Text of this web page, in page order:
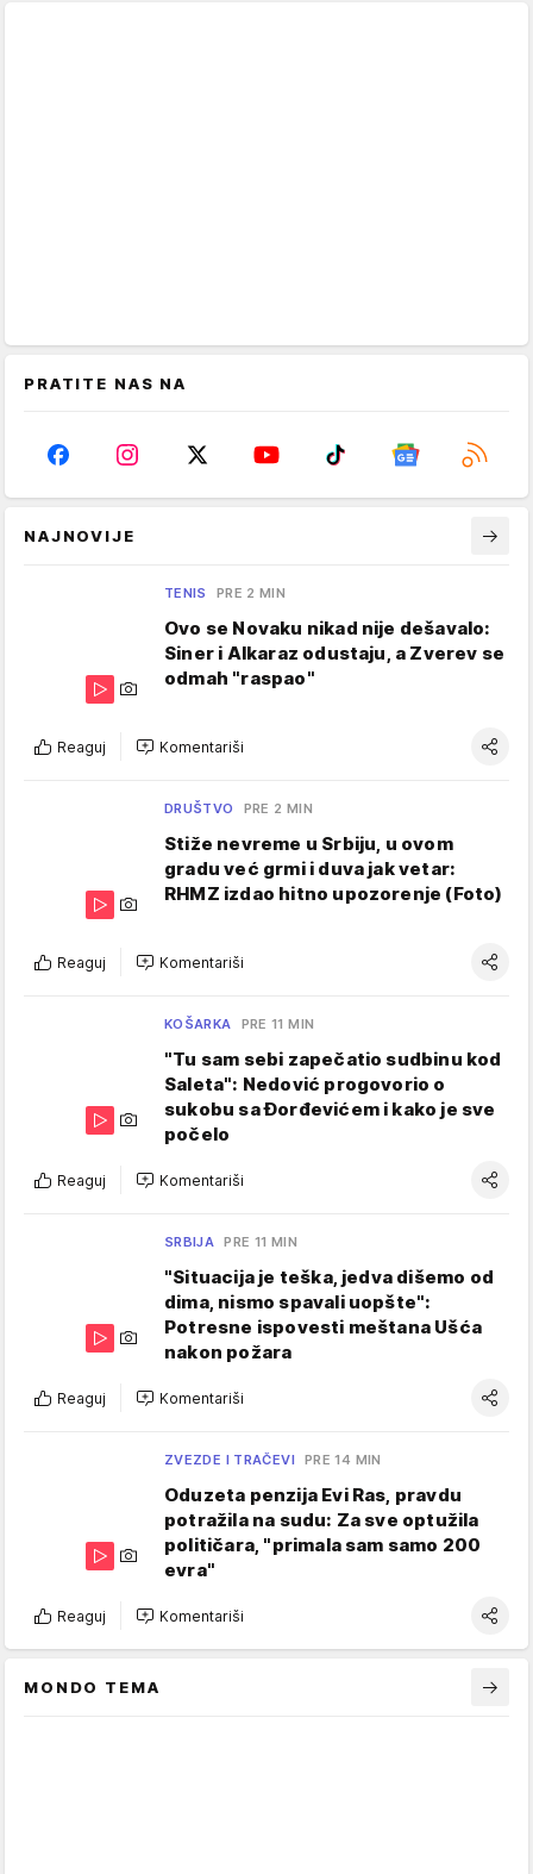
PRATITE NAS NA
NAJNOVIJE
TENIS PRE 2 MIN
Ovo se Novaku nikad nije dešavalo:
Siner i Alkaraz odustaju, a Zverev se
odmah "raspao"
Reaguj Komentariši
DRUŠTVO PRE 2 MIN
Stiže nevreme u Srbiju, u ovom
gradu već grmi i duva jak vetar:
RHMZ izdao hitno upozorenje (Foto)
Reaguj Komentariši
KOŠARKA PRE 11 MIN
"Tu sam sebi zapečatio sudbinu kod
Saleta": Nedović progovorio o
sukobu sa Đorđevićem i kako je sve
počelo
Reaguj Komentariši
SRBIJA PRE 11 MIN
"Situacija je teška, jedva dišemo od
dima, nismo spavali uopšte":
Potresne ispovesti meštana Ušća
nakon požara
Reaguj Komentariši
ZVEZDE I TRAČEVI PRE 14 MIN
Oduzeta penzija Evi Ras, pravdu
potražila na sudu: Za sve optužila
političara, "primala sam samo 200
evra"
Reaguj Komentariši
MONDO TEMA